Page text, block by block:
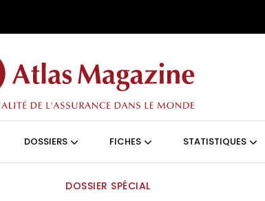
DOSSIERS FICHES STATISTIQUES
DOSSIER SPÉCIAL